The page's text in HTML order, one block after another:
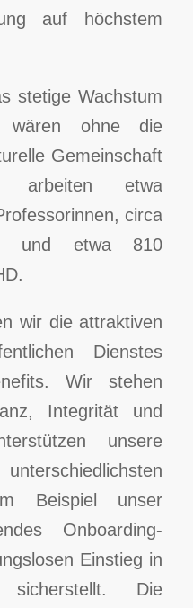
auf höchstem
stetige Wachstum
wären ohne die
Gemeinschaft
arbeiten etwa
circa
und etwa 810
wir die attraktiven
Dienstes
Wir stehen
Integrität und
unsere
Beispiel unser
Onboarding-
Einstieg in
Die